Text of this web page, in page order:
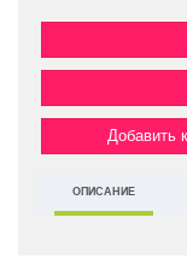
Добавить
ОПИСАНИЕ